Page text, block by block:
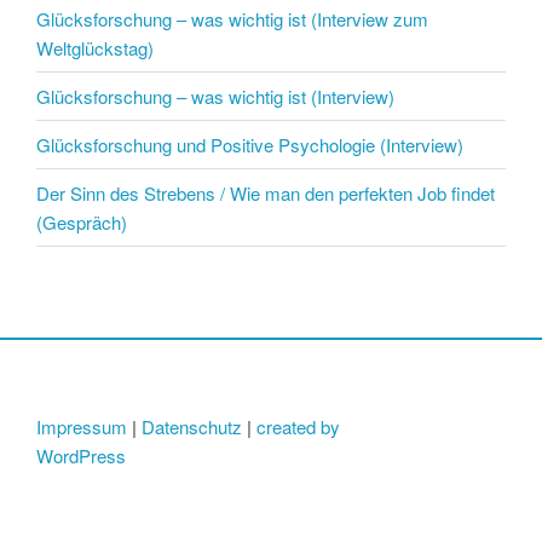
Glücksforschung – was wichtig ist (Interview zum
Weltglückstag)
Glücksforschung – was wichtig ist (Interview)
Glücksforschung und Positive Psychologie (Interview)
Der Sinn des Strebens / Wie man den perfekten Job findet
(Gespräch)
Impressum | Datenschutz | created by
WordPress